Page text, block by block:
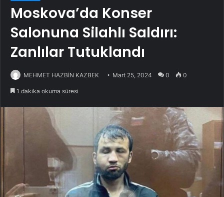
Moskova’da Konser
Salonuna Silahlı Saldırı:
Zanlılar Tutuklandı
MEHMET HAZBİN KAZBEK Mart 25, 2024 0 0
1 dakika okuma süresi